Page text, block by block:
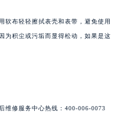
软布轻轻擦拭表壳和表带，避免使用
为积尘或污垢而显得松动，如果是这
维修服务中心热线：400-006-0073